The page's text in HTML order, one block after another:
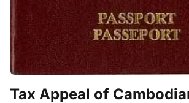
Tax Appeal of